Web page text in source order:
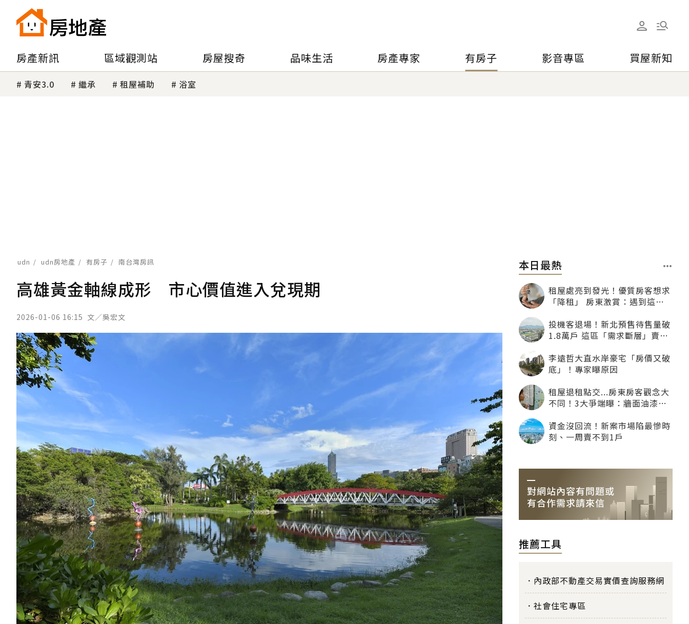
房產新訊 區域觀測站 房屋搜奇 品味生活 房產專家 有房子 影音專區 買屋新知
青安3.0 繼承 租屋補助 浴室
udn udn房地產 有房子 南台灣房訊
高雄黃金軸線成形 市心價值進入兌現期
2026-01-06 16:15 文／吳宏文
本日最熱
租屋處亮到發光！優質房客想求
「降租」 房東激賞：遇到這種
投機客退場！新北預售待售量破
1.8萬戶 這區「需求斷層」賣壓
李遠哲大直水岸豪宅「房價又破
底」！專家曝原因
租屋退租點交...房東房客觀念大
不同！3大爭端曝：牆面油漆、
資金沒回流！新案市場陷最慘時
刻、一周賣不到1戶
推薦工具
內政部不動產交易實價查詢服務網
社會住宅專區